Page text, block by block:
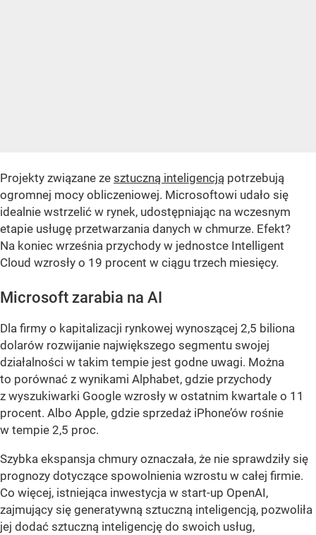
Projekty związane ze sztuczną inteligencją potrzebują
ogromnej mocy obliczeniowej. Microsoftowi udało się
idealnie wstrzelić w rynek, udostępniając na wczesnym
etapie usługę przetwarzania danych w chmurze. Efekt?
Na koniec września przychody w jednostce Intelligent
Cloud wzrosły o 19 procent w ciągu trzech miesięcy.
Microsoft zarabia na AI
Dla firmy o kapitalizacji rynkowej wynoszącej 2,5 biliona
dolarów rozwijanie największego segmentu swojej
działalności w takim tempie jest godne uwagi. Można
to porównać z wynikami Alphabet, gdzie przychody
z wyszukiwarki Google wzrosły w ostatnim kwartale o 11
procent. Albo Apple, gdzie sprzedaż iPhone’ów rośnie
w tempie 2,5 proc.
Szybka ekspansja chmury oznaczała, że nie sprawdziły się
prognozy dotyczące spowolnienia wzrostu w całej firmie.
Co więcej, istniejąca inwestycja w start-up OpenAI,
zajmujący się generatywną sztuczną inteligencją, pozwoliła
jej dodać sztuczną inteligencję do swoich usług,